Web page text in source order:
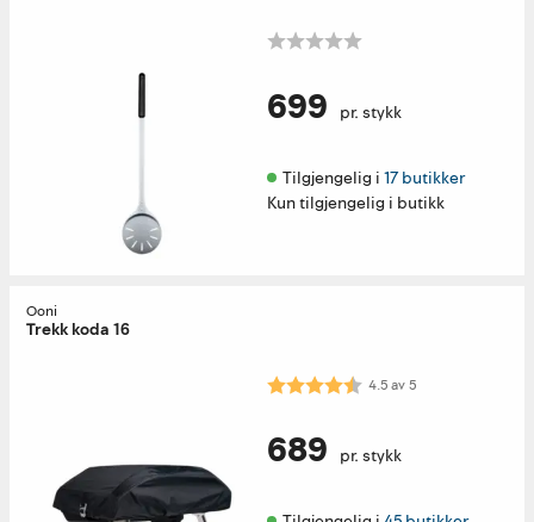
699 pr. stykk
Tilgjengelig i 17 butikker
Kun tilgjengelig i butikk
Ooni
Trekk koda 16
Karakter: 4.5 av 5 mulige
4.5av5
689 pr. stykk